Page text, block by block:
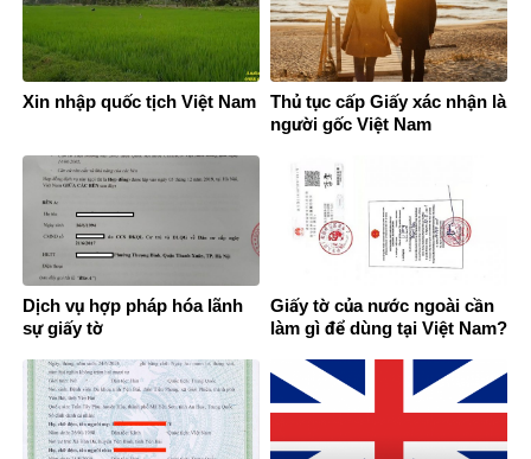
Xin nhập quốc tịch Việt Nam
Thủ tục cấp Giấy xác nhận là
người gốc Việt Nam
Dịch vụ hợp pháp hóa lãnh
sự giấy tờ
Giấy tờ của nước ngoài cần
làm gì để dùng tại Việt Nam?